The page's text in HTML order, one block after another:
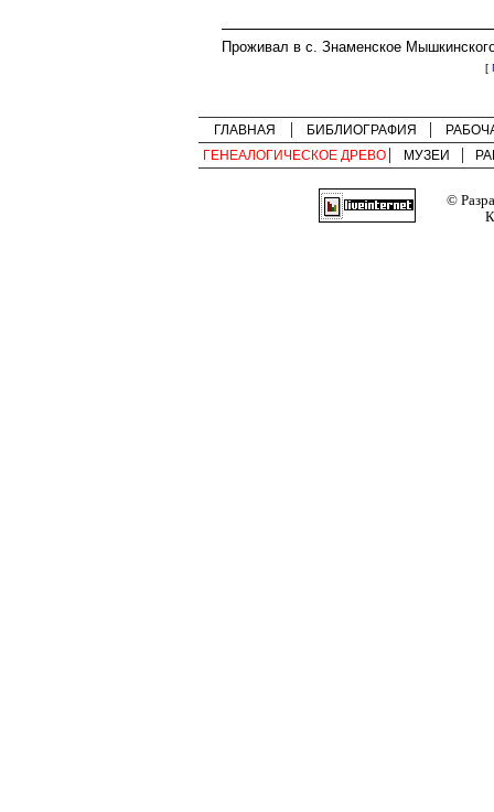
Проживал в с. Знаменское
[
ГЛАВНАЯ БИБЛИОГРАФИЯ
ГЕНЕАЛОГИЧЕСКОЕ ДРЕВО
МУЗЕИ
©